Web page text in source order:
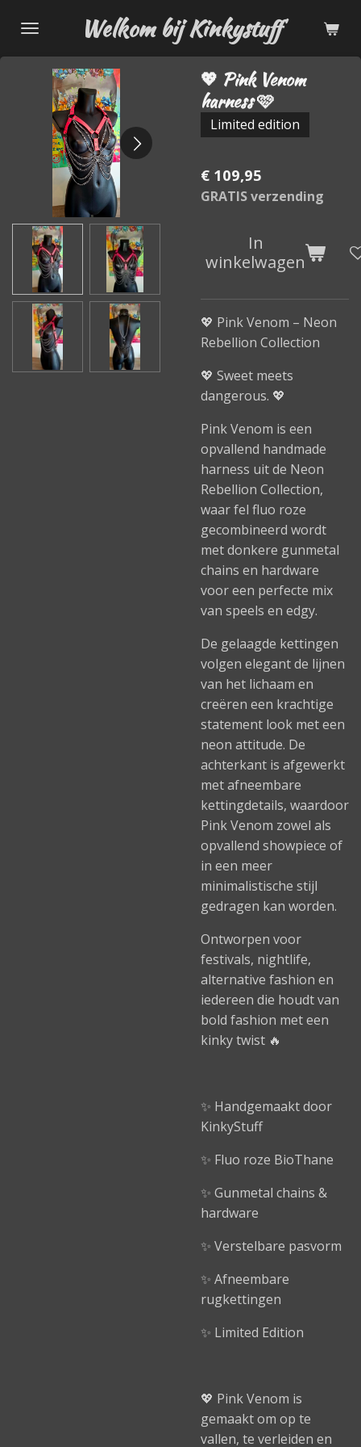
direct
naar
hoofdinhoud
Welkom bij Kinkystuff
💖 Pink Venom
harness 🩷
Limited edition
€ 109,95
GRATIS verzending
In
winkelwagen
💖 Pink Venom – Neon
Rebellion Collection
💖 Sweet meets
dangerous. 💖
Pink Venom is een
opvallend handmade
harness uit de Neon
Rebellion Collection,
waar fel fluo roze
gecombineerd wordt
met donkere gunmetal
chains en hardware
voor een perfecte mix
van speels en edgy.
De gelaagde kettingen
volgen elegant de lijnen
van het lichaam en
creëren een krachtige
statement look met een
neon attitude. De
achterkant is afgewerkt
met afneembare
kettingdetails, waardoor
Pink Venom zowel als
opvallend showpiece of
in een meer
minimalistische stijl
gedragen kan worden.
Ontworpen voor
festivals, nightlife,
alternative fashion en
iedereen die houdt van
bold fashion met een
kinky twist 🔥
✨ Handgemaakt door
KinkyStuff
✨ Fluo roze BioThane
✨ Gunmetal chains &
hardware
✨ Verstelbare pasvorm
✨ Afneembare
rugkettingen
✨ Limited Edition
💖 Pink Venom is
gemaakt om op te
vallen, te verleiden en